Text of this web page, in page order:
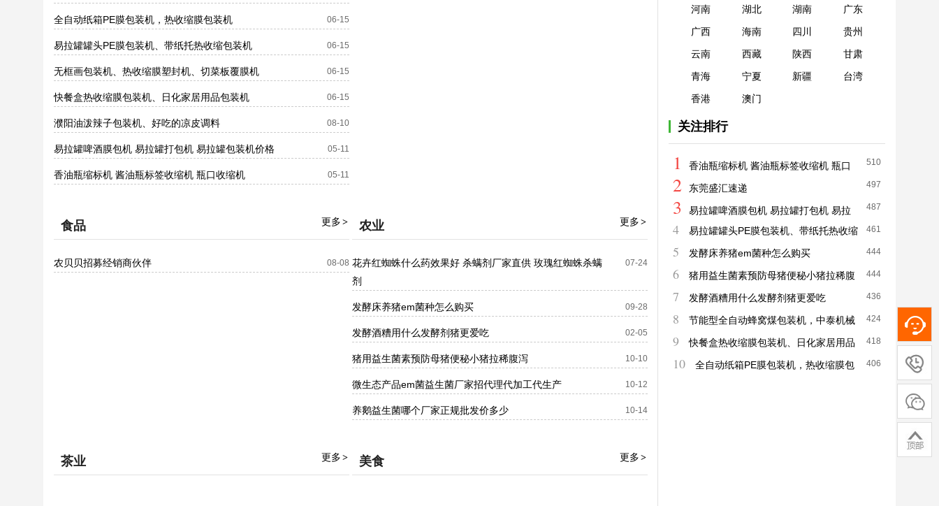
06-15
全自动纸箱PE膜包装机，热收缩膜包装机
06-15
易拉罐罐头PE膜包装机、带纸托热收缩包装机
06-15
无框画包装机、热收缩膜塑封机、切菜板覆膜机
06-15
快餐盒热收缩膜包装机、日化家居用品包装机
08-10
濮阳油泼辣子包装机、好吃的凉皮调料
05-11
易拉罐啤酒膜包机 易拉罐打包机 易拉罐包装机价格
05-11
香油瓶缩标机 酱油瓶标签收缩机 瓶口收缩机
更多 >
食品
08-08
农贝贝招募经销商伙伴
更多 >
农业
07-24
花卉红蜘蛛什么药效果好 杀螨剂厂家直供 玫瑰红蜘蛛杀螨
剂
09-28
发酵床养猪em菌种怎么购买
02-05
发酵酒糟用什么发酵剂猪更爱吃
10-10
猪用益生菌素预防母猪便秘小猪拉稀腹泻
10-12
微生态产品em菌益生菌厂家招代理代加工代生产
10-14
养鹅益生菌哪个厂家正规批发价多少
更多 >
茶业 更多 >
美食
河南
湖北 湖南
广东
广西
海南 四川
贵州
云南
西藏 陕西
甘肃
青海
宁夏 新疆
台湾
香港
澳门
关注排行
510
1
香油瓶缩标机 酱油瓶标签收缩机 瓶口
收缩机
497
2 东莞盛汇速递
487
3
易拉罐啤酒膜包机 易拉罐打包机 易拉
罐包装机价格
461
4
易拉罐罐头PE膜包装机、带纸托热收缩
包装机
444
5 发酵床养猪em菌种怎么购买
444
6
猪用益生菌素预防母猪便秘小猪拉稀腹
泻
436
7 发酵酒糟用什么发酵剂猪更爱吃
424
8
节能型全自动蜂窝煤包装机，中泰机械
厂家直销
418
9
快餐盒热收缩膜包装机、日化家居用品
包装机
406
10
全自动纸箱PE膜包装机，热收缩膜包
在线
客服
客服
热线
关注
微信
返回
顶部